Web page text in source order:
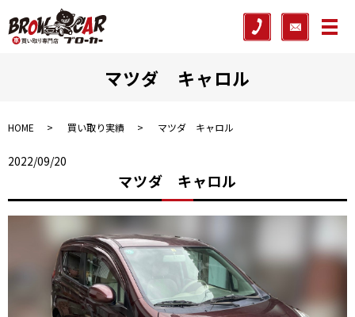
メ
マツダ キャロル
HOME 買い取り実績 マツダ キャロル
2022/09/20
マツダ キャロル